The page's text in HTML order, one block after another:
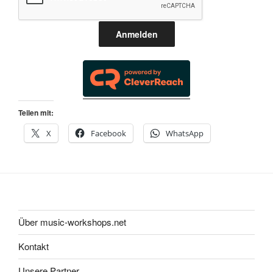
Anmelden
Teilen mit:
X
Facebook WhatsApp
Über music-workshops.net
Kontakt